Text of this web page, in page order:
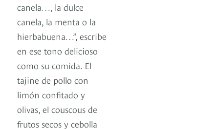
canela…, la dulce
canela, la menta o la
hierbabuena…”, escribe
en ese tono delicioso
como su comida. El
tajine de pollo con
limón confitado y
olivas, el couscous de
frutos secos y cebolla